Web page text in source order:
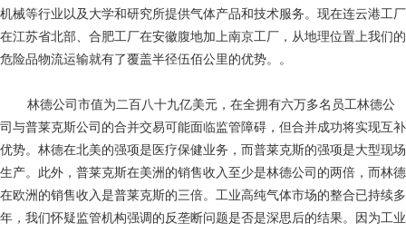
机械等行业以及大学和研究所提供气体产品和技术服务。现在连云港工厂
在江苏省北部、合肥工厂在安徽腹地加上南京工厂，从地理位置上我们的
危险品物流运输就有了覆盖半径伍佰公里的优势。。
林德公司市值为二百八十九亿美元，在全拥有六万多名员工林德公
司与普莱克斯公司的合并交易可能面临监管障碍，但合并成功将实现互补
优势。林德在北美的强项是医疗保健业务，而普莱克斯的强项是大型现场
生产。此外，普莱克斯在美洲的销售收入至少是林德公司的两倍，而林德
在欧洲的销售收入是普莱克斯的三倍。工业高纯气体市场的整合已持续多
年，我们怀疑监管机构强调的反垄断问题是否是深思后的结果。因为工业